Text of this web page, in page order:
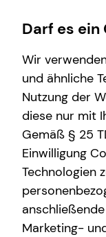
Videoberatung
Spezialisten-
Private
Betriebliche
Investment
Überblick
Investmentfonds
ELTIF & AIF
Service
Kundenportal
Karriere-Infos
Karrierechancen
Wissenswertes
Über tecis
Podcast
teamzukunft
Über mich
Darf es ein
Wir
und ähnliche
Nutzung der
diese nur mit
Gemäß § 25
Einwilligung
Technologien
Marketing-